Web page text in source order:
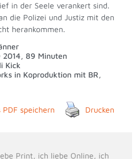
in der Seele verankert sind.
die Polizei und Justiz mit den
herankommen.
2014, 89 Minuten
Kick
in Koproduktion mit BR,
PDF speichern Drucken
Print, ich liebe Online, ich